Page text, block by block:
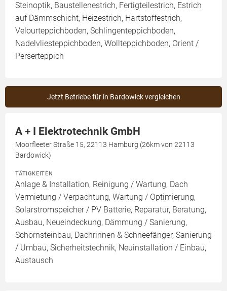
Steinoptik, Baustellenestrich, Fertigteilestrich, Estrich
auf Dämmschicht, Heizestrich, Hartstoffestrich,
Velourteppichboden, Schlingenteppichboden,
Nadelvliesteppichboden, Wollteppichboden, Orient /
Perserteppich
Jetzt Betriebe für in Bardowick vergleichen
A + I Elektrotechnik GmbH
Moorfleeter Straße 15, 22113 Hamburg (26km von 22113
Bardowick)
TÄTIGKEITEN
Anlage & Installation, Reinigung / Wartung, Dach
Vermietung / Verpachtung, Wartung / Optimierung,
Solarstromspeicher / PV Batterie, Reparatur, Beratung,
Ausbau, Neueindeckung, Dämmung / Sanierung,
Schornsteinbau, Dachrinnen & Schneefänger, Sanierung
/ Umbau, Sicherheitstechnik, Neuinstallation / Einbau,
Austausch